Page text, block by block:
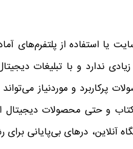
استفاده از پلتفرم‌های
ندارد و با تبلیغات
پرکاربرد و موردنیاز
و حتی محصولات دیجیتال
درهای بی‌پایانی برای